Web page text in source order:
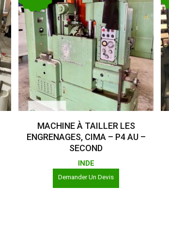
Lire La Suite
MACHINE À TAILLER LES
ENGRENAGES, CIMA – P4 AU –
SECOND
INDE
Demander Un Devis